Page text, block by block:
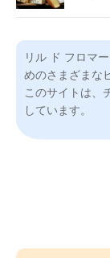
リル ド フロマ
めのさまざまな
このサイトは、
しています。